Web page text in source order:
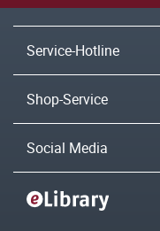
Service-Hotline
Shop-Service
Social Media